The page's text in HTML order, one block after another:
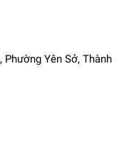
Phường Yên Sở, Thành